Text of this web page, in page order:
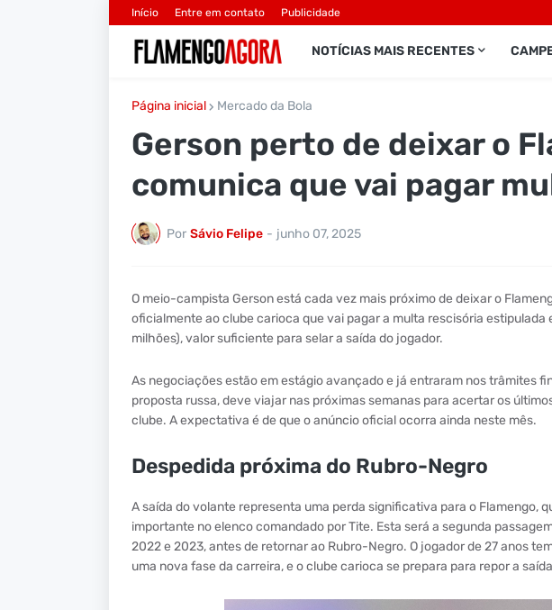
Início Entre em contato Publicidade
NOTÍCIAS MAIS RECENTES
Página inicial Mercado da Bola
Gerson perto de deixar o
comunica que vai pagar
Por Sávio Felipe - junho 07, 2025
O meio-campista Gerson está cada vez mais próximo de deixar o
oficialmente ao clube carioca que vai pagar a multa rescisória estipulada
milhões), valor suficiente para selar a saída do jogador.
As negociações estão em estágio avançado e já entraram nos trâmites
proposta russa, deve viajar nas próximas semanas para acertar os
clube. A expectativa é de que o anúncio oficial ocorra ainda neste mês.
Despedida próxima do Rubro-Negro
A saída do volante representa uma perda significativa para o Flamengo,
importante no elenco comandado por Tite. Esta será a segunda
2022 e 2023, antes de retornar ao Rubro-Negro. O jogador de 27 anos
uma nova fase da carreira, e o clube carioca se prepara para repor a